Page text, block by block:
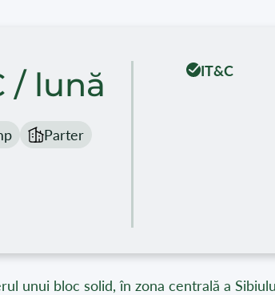
/ lună
Parter
IT&C
unui bloc solid, în zona centrală a